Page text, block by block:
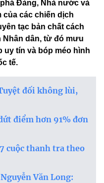
Đảng, Nhà nước và
của các chiến dịch
tạc bản chất cách
dân, từ đó mưu
uy tín và bóp méo hình
tế.
đối không lùi,
điểm hơn 91% đơn
cuộc thanh tra theo
Văn Long: